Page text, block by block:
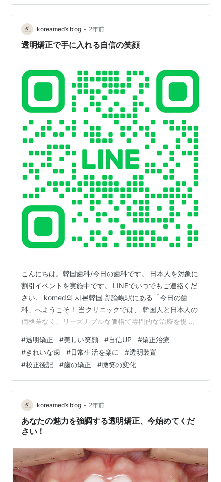
과 l 신중동치과 어제보다 더 나은 오늘을 만드는 치과오늘
의치과는 7인의 전문의가 대학…
koreamed’s blog • 2年前
透明矯正で手に入れる自信の笑顔
こんにちは。韓国歯科/今日の歯科です。 日本人を対象に
割引イベントを実施中です。 LINEでいつでもご連絡くだ
さい。 komed의 사본韓国 新論峴駅にある「今日の歯
科」へようこそ！ 当クリニックでは、 韓国人と日本人の
価格差なく、リーズナブルな価格で専門的な治療を提 供
が、安心して 治療を受けられるようサポートいたしま
す。 リアルタイムで韓国の歯 科医院とご相談ください！
komed.my.canva.site 오늘의치과 l 강남역치과 l 부천치
과 l 신중동치과 어제보다 더 나은 오늘을 만드는 치과오늘
의치과는 7인의 전문의가 대학…
#透明矯正 #美しい笑顔 #自信UP #矯正治療
#きれいな歯 #日常生活を楽に #透明装置
#校正後記 #歯の矯正 #微笑の変化
koreamed’s blog • 2年前
あなたの魅力を強調する透明矯正、今始めてくだ
さい！